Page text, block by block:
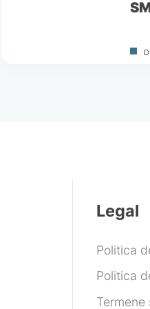
Legal
Politica
Politica
Termene